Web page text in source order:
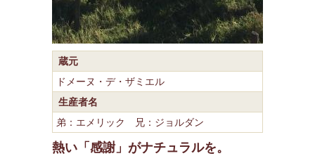
蔵元
ドメーヌ・デ・ザミエル
生産者名
弟：エメリック 兄：ジョルダン
熱い「感謝」がナチュラルを。